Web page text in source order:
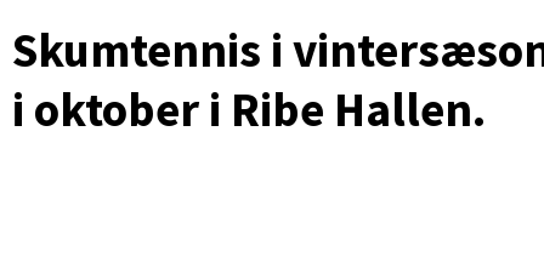
Skumtennis i
i oktober i Ribe Hallen.